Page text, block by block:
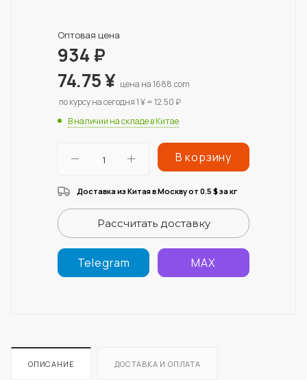
Оптовая цена
934₽
74.75¥ цена на 1688.com
по курсу на сегодня 1 ¥ = 12.50 ₽
В наличии на складе в Китае
В корзину
Доставка из Китая в Москву от 0.5 $за кг
Рассчитать доставку
Telegram MAX
ОПИСАНИЕ ДОСТАВКА И ОПЛАТА